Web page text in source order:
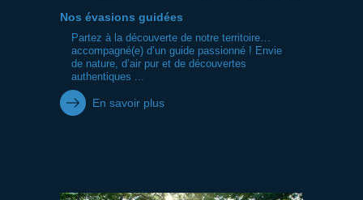
Nos évasions guidées
Partez à la découverte de notre territoire…
accompagné(e) d’un guide passionné ! Envie
de nature, d’air pur et de découvertes
authentiques ...
En savoir plus